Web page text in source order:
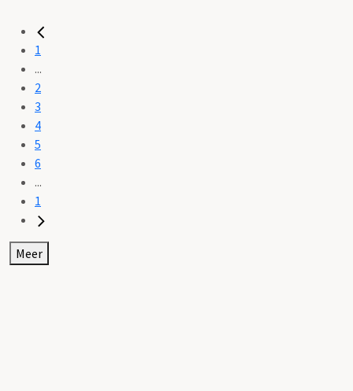
1
...
2
3
4
5
6
...
1
Meer